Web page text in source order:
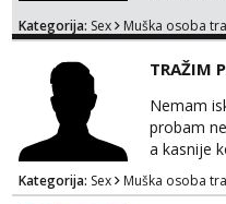
Kategorija: Sex Muška osoba
TRAŽIM
Nemam
probam
a kasnije
korektan.
Prednost
Kategorija: Sex Muška osoba